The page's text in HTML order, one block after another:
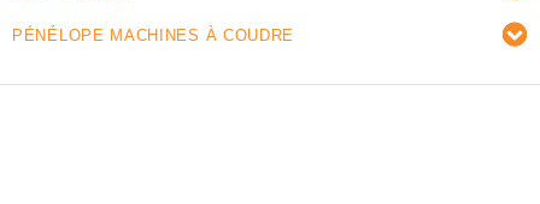
PÉNÉLOPE MACHINES À COUDRE